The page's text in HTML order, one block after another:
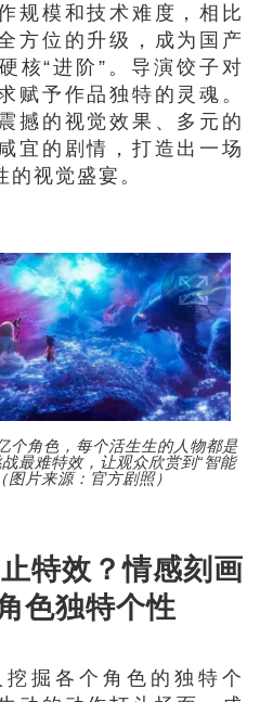
模和技术难度，相比
方位的升级，成为国产
核“进阶”。导演饺子对
赋予作品独特的灵魂。
撼的视觉效果、多元的
宜的剧情，打造出一场
视觉盛宴。
个角色，每个活生生的人物都是
最难特效，让观众欣赏到“智能
图片来源：官方剧照）
特效？情感刻画
色独特个性
掘各个角色的独特个